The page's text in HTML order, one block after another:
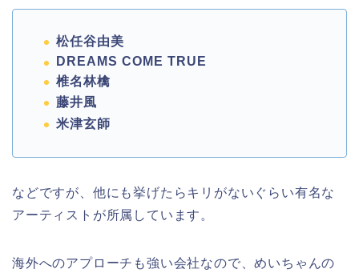
松任谷由美
DREAMS COME TRUE
椎名林檎
藤井風
米津玄師
などですが、他にも挙げたらキリがないぐらい有名な
アーティストが所属しています。
海外へのアプローチも強い会社なので、めいちゃんの